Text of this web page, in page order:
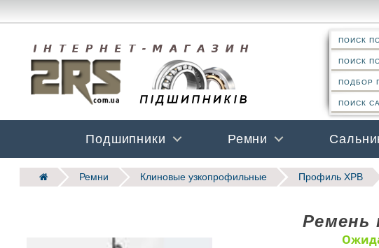
ПОИСК
ПОИСК
ПОДБОР
ПОИСК
Подшипники Ремни
Ремни Клиновые узкопрофильные Профиль XPB
Ремень